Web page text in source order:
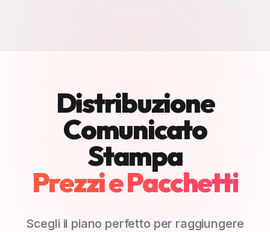
Distribuzione
Comunicato
Stampa
Prezzi e Pacchetti
Scegli il piano perfetto per raggiungere